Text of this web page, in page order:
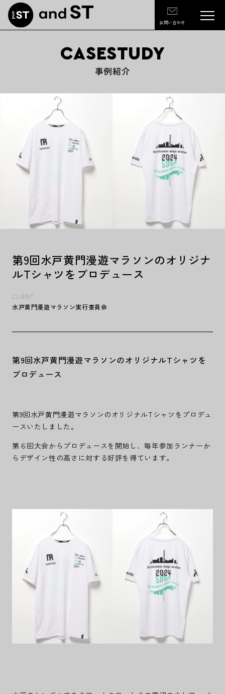
お問い合わせ
CASESTUDY
事例紹介
第9回水戸黄門漫遊マラソンのオリジナ
ルTシャツをプロデュース
CLIENT
水戸黄門漫遊マラソン実行委員会
第9回水戸黄門漫遊マラソンのオリジナルTシャツを
プロデュース
第9回水戸黄門漫遊マラソンのオリジナルTシャツをプロデュ
ースいたしました。
第６回大会からプロデュースを開始し、毎年参加ランナーか
らデザイン性の高さに対する好評を得ています。